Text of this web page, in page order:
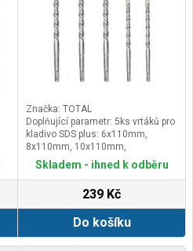
Značka: TOTAL
Doplňující parametr: 5ks vrtáků pro
kladivo SDS plus: 6x110mm,
8x110mm, 10x110mm,
10x160mm, 12x160mm
Skladem - ihned k odběru
239 Kč
Do košíku